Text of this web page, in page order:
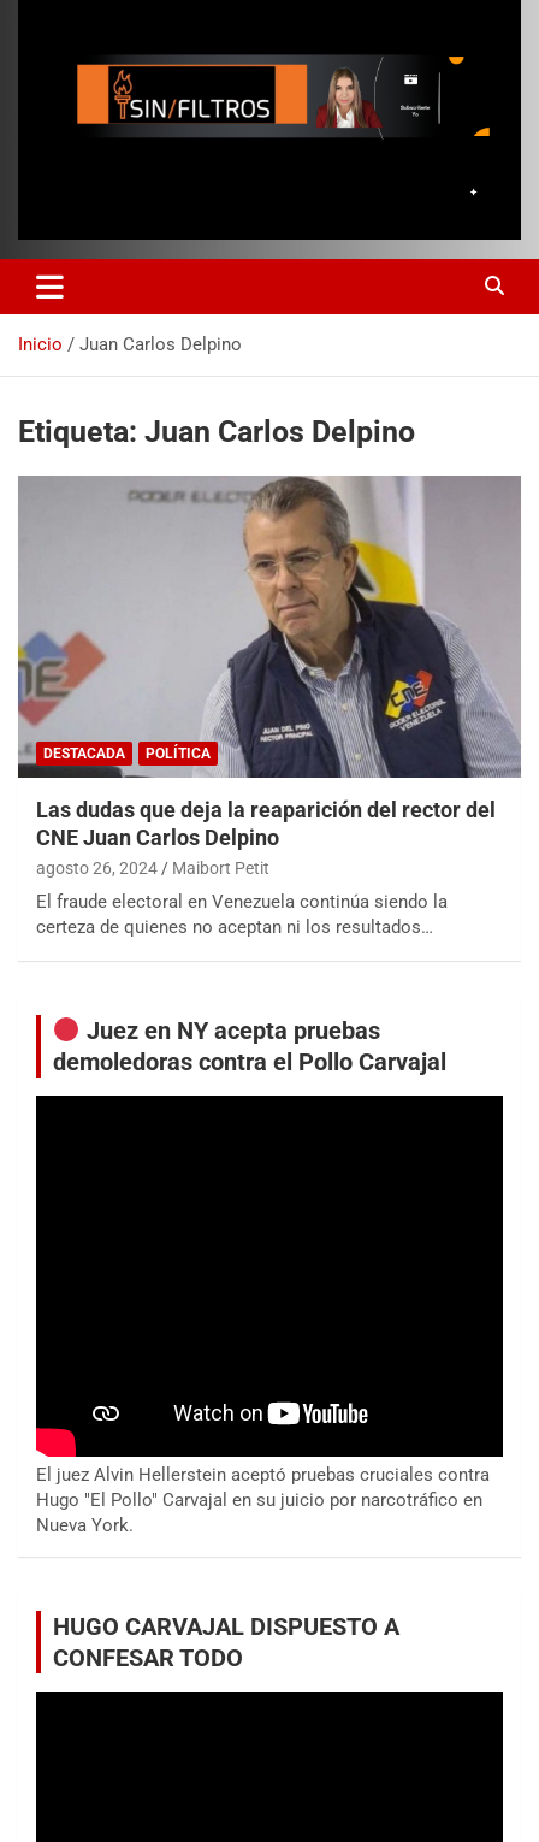
Inicio Juan Carlos Delpino
Etiqueta: Juan Carlos Delpino
DESTACADA POLÍTICA
Las dudas que deja la reaparición del rector del
CNE Juan Carlos Delpino
agosto 26, 2024 Maibort Petit
El fraude electoral en Venezuela continúa siendo la
certeza de quienes no aceptan ni los resultados…
Juez en NY acepta pruebas
demoledoras contra el Pollo Carvajal
El juez Alvin Hellerstein aceptó pruebas cruciales contra
Hugo "El Pollo" Carvajal en su juicio por narcotráfico en
Nueva York.
HUGO CARVAJAL DISPUESTO A
CONFESAR TODO